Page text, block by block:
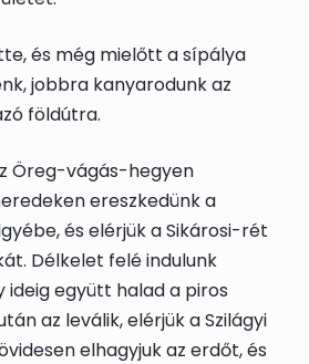
és még mielőtt a sípálya
jobbra kanyarodunk az
földútra.
Öreg-vágás-hegyen
ereszkedünk a
és elérjük a Sikárosi-rét
Délkelet felé indulunk
ideig együtt halad a piros
az leválik, elérjük a Szilágyi
elhagyjuk az erdőt, és